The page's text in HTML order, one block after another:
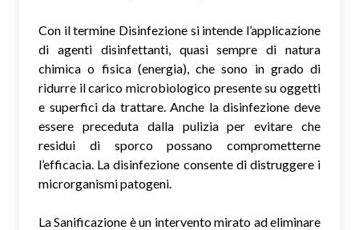
Con il termine Disinfezione si intende l’applicazione
di agenti disinfettanti, quasi sempre di natura
chimica o fisica (energia), che sono in grado di
ridurre il carico microbiologico presente su oggetti
e superfici da trattare. Anche la disinfezione deve
essere preceduta dalla pulizia per evitare che
residui di sporco possano comprometterne
l’efficacia. La disinfezione consente di distruggere i
microrganismi patogeni.
La Sanificazione è un intervento mirato ad eliminare